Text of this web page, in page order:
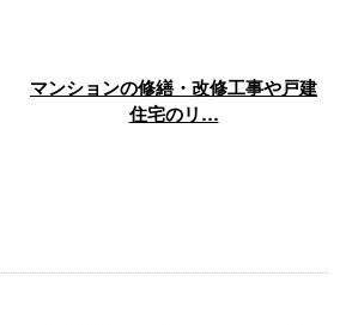
マンションの修繕・改修工事や戸建
住宅のリ…